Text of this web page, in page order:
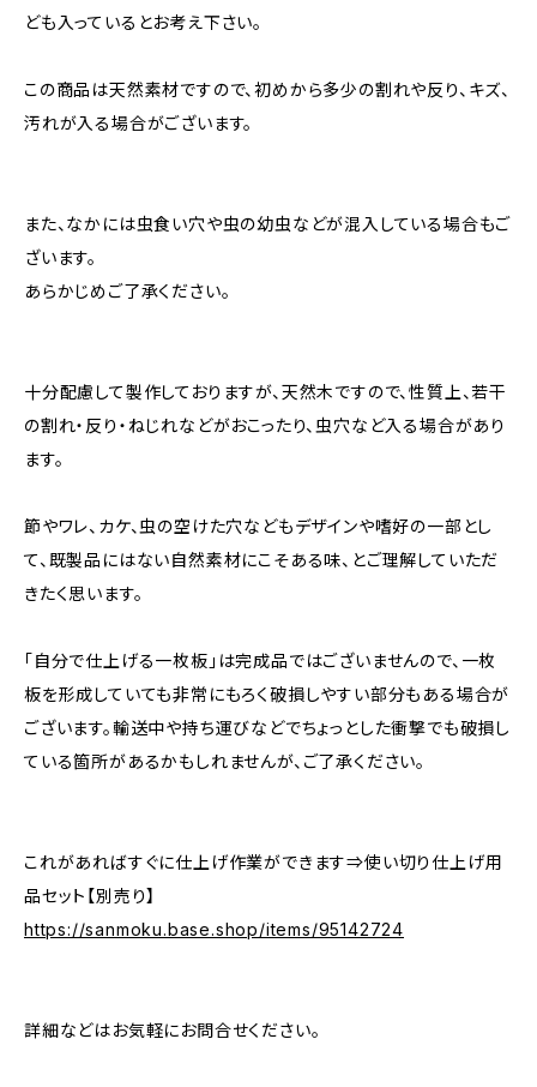
ども入っているとお考え下さい。
この商品は天然素材ですので、初めから多少の割れや反り、キズ、
汚れが入る場合がございます。
また、なかには虫食い穴や虫の幼虫などが混入している場合もご
ざいます。
あらかじめご了承ください。
十分配慮して製作しておりますが、天然木ですので、性質上、若干
の割れ・反り・ねじれなどがおこったり、虫穴など入る場合があり
ます。
節やワレ、カケ、虫の空けた穴などもデザインや嗜好の一部とし
て、既製品にはない自然素材にこそある味、とご理解していただ
きたく思います。
「自分で仕上げる一枚板」は完成品ではございませんので、一枚
板を形成していても非常にもろく破損しやすい部分もある場合が
ございます。輸送中や持ち運びなどでちょっとした衝撃でも破損し
ている箇所があるかもしれませんが、ご了承ください。
これがあればすぐに仕上げ作業ができます⇒使い切り仕上げ用
品セット【別売り】
https://sanmoku.base.shop/items/95142724
詳細などはお気軽にお問合せください。